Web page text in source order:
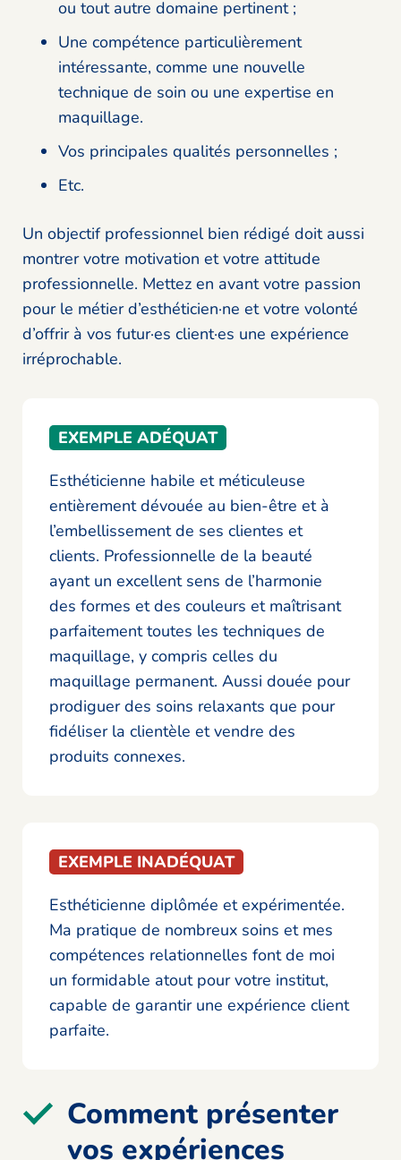
ou tout autre domaine pertinent ;
Une compétence particulièrement
intéressante, comme une nouvelle
technique de soin ou une expertise en
maquillage.
Vos principales qualités personnelles ;
Etc.
Un objectif professionnel bien rédigé doit aussi
montrer votre motivation et votre attitude
professionnelle. Mettez en avant votre passion
pour le métier d’esthéticien·ne et votre volonté
d’offrir à vos futur·es client·es une expérience
irréprochable.
EXEMPLE ADÉQUAT
Esthéticienne habile et méticuleuse
entièrement dévouée au bien-être et à
l’embellissement de ses clientes et
clients. Professionnelle de la beauté
ayant un excellent sens de l’harmonie
des formes et des couleurs et maîtrisant
parfaitement toutes les techniques de
maquillage, y compris celles du
maquillage permanent. Aussi douée pour
prodiguer des soins relaxants que pour
fidéliser la clientèle et vendre des
produits connexes.
EXEMPLE INADÉQUAT
Esthéticienne diplômée et expérimentée.
Ma pratique de nombreux soins et mes
compétences relationnelles font de moi
un formidable atout pour votre institut,
capable de garantir une expérience client
parfaite.
Comment présenter
vos expériences